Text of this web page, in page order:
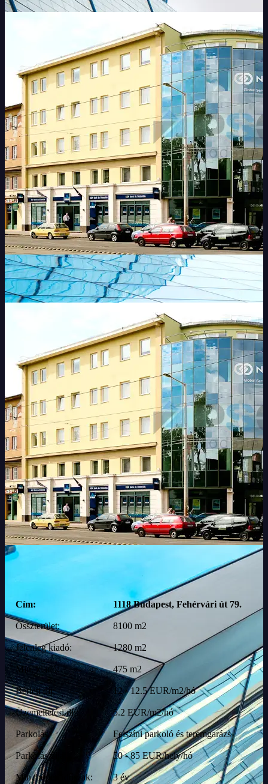
Cím: 1118 Budapest, Fehérvári út 79.
Összterület: 8100 m2
Jelenleg kiadó: 1280 m2
Min. kiadó: 475 m2
Bérleti díj: 12 - 12.5 EUR/m2/hó
Üzemeltetési díj: 5.2 EUR/m2/hó
Parkolás: Felszíni parkoló és teremgarázs
Parkolás díja: 50 - 85 EUR/hely/hó
Min. bérleti időszak: 3 év